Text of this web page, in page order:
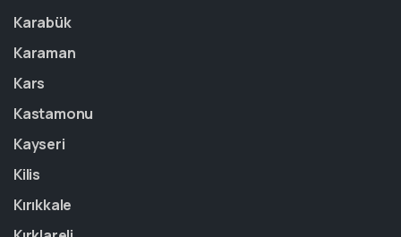
Karabük
Karaman
Kars
Kastamonu
Kayseri
Kilis
Kırıkkale